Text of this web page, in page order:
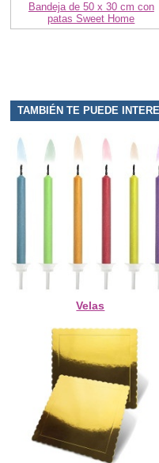
Bandeja de 50 x 30 cm con
patas Sweet Home
TAMBIÉN TE PUEDE
Velas